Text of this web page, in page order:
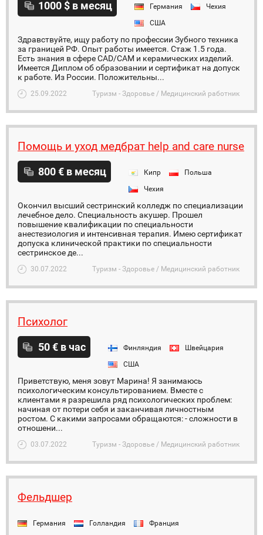
1000 $ в месяц Германия
Чехия
США
Здравствуйте, ищу работу по профессии Зубного техника
за границей РФ. Опыт работы имеется. Стаж 1.5 года.
Есть знания в сфере CAD/CAM и керамических изделий.
Имеется Диплом об образовании и сертификат на допуск
к работе. Из России. Положительны...
25.09.2022 Туризм - Здоровье / Медицинский работник
Помощь и уход медбрат help and care nurse
800 € в месяц Кипр
Польша
Чехия
Окончил высший сестринский колледж по специализации
лечебное дело. Специальность акушер. Прошел
повышение квалификации по специальности
анестезиология и интенсивная терапия. Имею сертификат
допуска клинической практики по специальности
сестринское де...
30.07.2022 Туризм - Здоровье / Медицинский работник
Психолог
50 € в час Финляндия
Швейцария
США
Приветствую, меня зовут Марина! Я занимаюсь
психологическим консультированием. Вместе с
клиентами я разрешила ряд психологических проблем:
начиная от потери себя и заканчивая личностным
ростом. С какими запросами обращаются: - сложности в
отношени...
03.07.2022 Туризм - Здоровье / Медицинский работник
Фельдшер
Германия Голландия Франция